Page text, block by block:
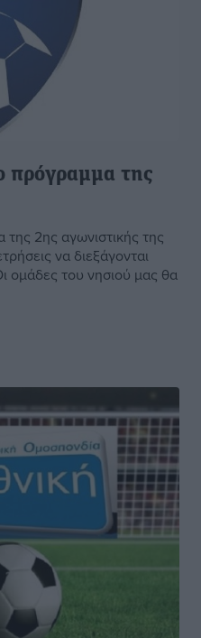
πρόγραμμα της
2ης αγωνιστικής της
να διεξάγονται
ομάδες του νησιού μας θα